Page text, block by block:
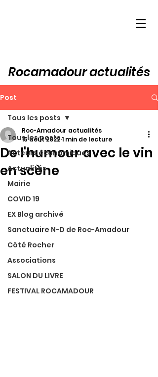
Rocamadour actualités
Post
Tous les posts
Acteurs économiques
Actualités
Mairie
COVID 19
EX Blog archivé
Sanctuaire N-D de Roc-Amadour
Côté Rocher
Associations
SALON DU LIVRE
FESTIVAL ROCAMADOUR
Tous les posts
De l'humour avec le vin
en scène
Roc-Amadour actualités
15 août 20221 min de lecture